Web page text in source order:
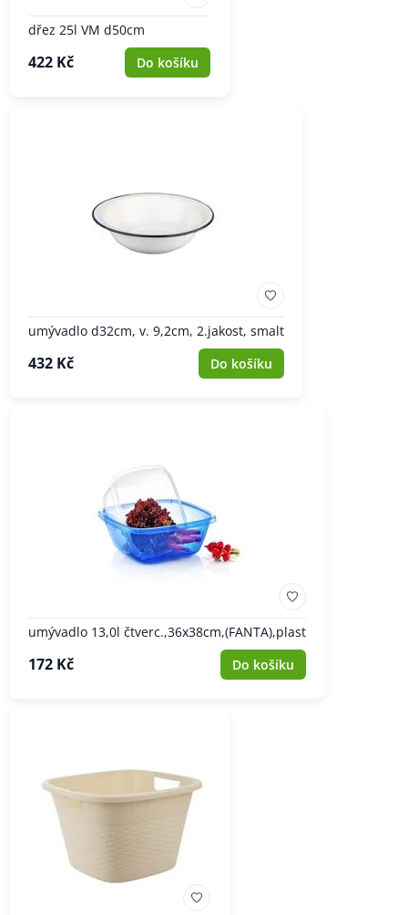
dřez 25l VM d50cm
422 Kč Do košíku
umývadlo d32cm, v. 9,2cm, 2.jakost, smalt
432 Kč Do košíku
umývadlo 13,0l čtverc.,36x38cm,(FANTA),plast
172 Kč Do košíku